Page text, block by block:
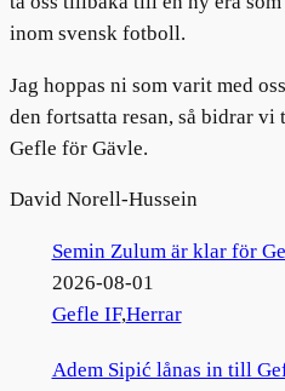
inom svensk fotboll.
Jag hoppas ni som varit med
den fortsatta resan, så bidrar
Gefle för Gävle.
David Norell-Hussein
Semin Zulum är klar för
2026-08-01
Gefle IF,Herrar
Adem Sipić lånas in till